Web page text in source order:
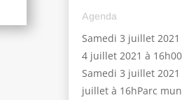
Agenda
Samedi 3 juillet
4 juillet 2021 à
Samedi 3 juillet
juillet à 16hParc